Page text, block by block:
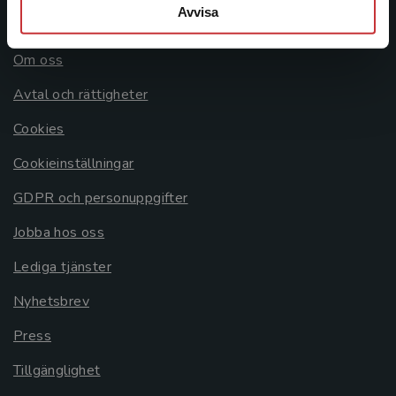
Avvisa
Om oss
Avtal och rättigheter
Cookies
Cookieinställningar
GDPR och personuppgifter
Jobba hos oss
Lediga tjänster
Nyhetsbrev
Press
Tillgänglighet